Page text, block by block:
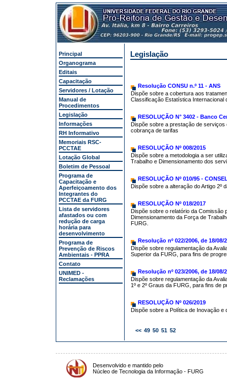
Principal
Organograma
Editais
Capacitação
Servidores / Lotação
Manual de
Procedimentos
Legislação
Informações
RH Informativo
Memoriais RSC-
PCCTAE
Lotação Global
Boletim de Pessoal
Programa de
Capacitação e
Aperfeiçoamento dos
Integrantes do
PCCTAE da FURG
Lista de servidores
afastados ou com
redução de carga
horária para
desenvolvimento
Programa de
Prevenção de Riscos
Ambientais - PPRA
Contato
UNIMED -
Reclamações
Legislação
Resolução CONSU n.º 11 - ANS
Dispõe sobre a cobertura aos
Classificação Estatística Internacional
RESOLUÇÃO N° 3402 - Banco
Dispõe sobre a prestação de serviços
cobrança de tarifas
RESOLUÇÃO Nº 008/2015
Dispõe sobre a metodologia a ser
Trabalho e Dimensionamento dos
RESOLUÇÃO Nº 010/95 -
Dispõe sobre a alteração do Artigo 2º
RESOLUÇÃO Nº 018/2017
Dispõe sobre o relatório da Comissão
Dimensionamento da Força de
FURG.
Resolução nº 022/2006, de 18/08/
Dispõe sobre regulamentação da
Superior da FURG, para fins de
Resolução nº 023/2006, de 18/08/
Dispõe sobre regulamentação da
1º e 2º Graus da FURG, para fins de
RESOLUÇÃO Nº 026/2019
Dispõe sobre a Política de Inovação e
<< 49 50 51 52
Desenvolvido e mantido pelo
Núcleo de Tecnologia da Informação - FURG